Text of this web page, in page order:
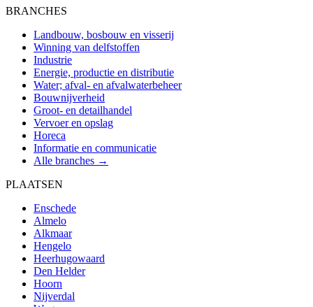
BRANCHES
Landbouw, bosbouw en visserij
Winning van delfstoffen
Industrie
Energie, productie en distributie
Water; afval- en afvalwaterbeheer
Bouwnijverheid
Groot- en detailhandel
Vervoer en opslag
Horeca
Informatie en communicatie
Alle branches →
PLAATSEN
Enschede
Almelo
Alkmaar
Hengelo
Heerhugowaard
Den Helder
Hoorn
Nijverdal